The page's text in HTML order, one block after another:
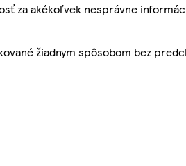
za akékoľvek nesprávne
žiadnym spôsobom bez